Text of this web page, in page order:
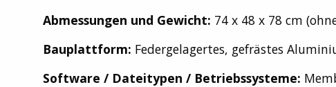
Abmessungen und Gewicht: 74 x 48 x 78 cm
Bauplattform: Federgelagertes, gefrästes
Software / Dateitypen / Betriebssysteme: